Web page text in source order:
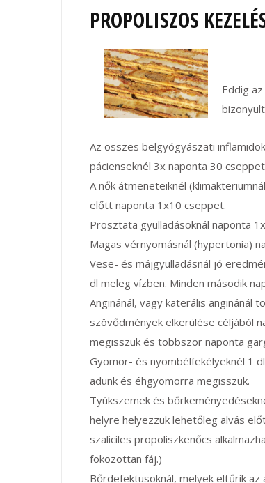
PROPOLISZOS
Eddig
Az összes belgyógyászati
pácienseknél 3x naponta 30
A nők átmeneteiknél
előtt naponta 1x10 cseppet.
Prosztata gyulladásoknál naponta
Magas vérnyomásnál (hypertonia)
Vese- és májgyulladásnál jó
dl meleg vízben. Minden második
Anginánál, vagy katerális anginánál
szövődmények elkerülése céljából
megisszuk és többször naponta
Gyomor- és nyombélfekélyeknél 1
adunk és éhgyomorra megisszuk.
Tyúkszemek és
helyre helyezzük lehetőleg alvás
szaliciles propoliszkenőcs
fokozottan fáj.)
Bőrdefektusoknál, melyek eltűrik